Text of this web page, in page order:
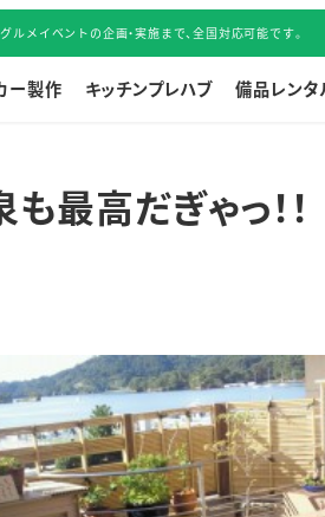
ルメイベントの企画・実施まで、全国対応可能です。
ー製作 キッチンプレハブ 備品レンタ
最高だぎゃっ！！